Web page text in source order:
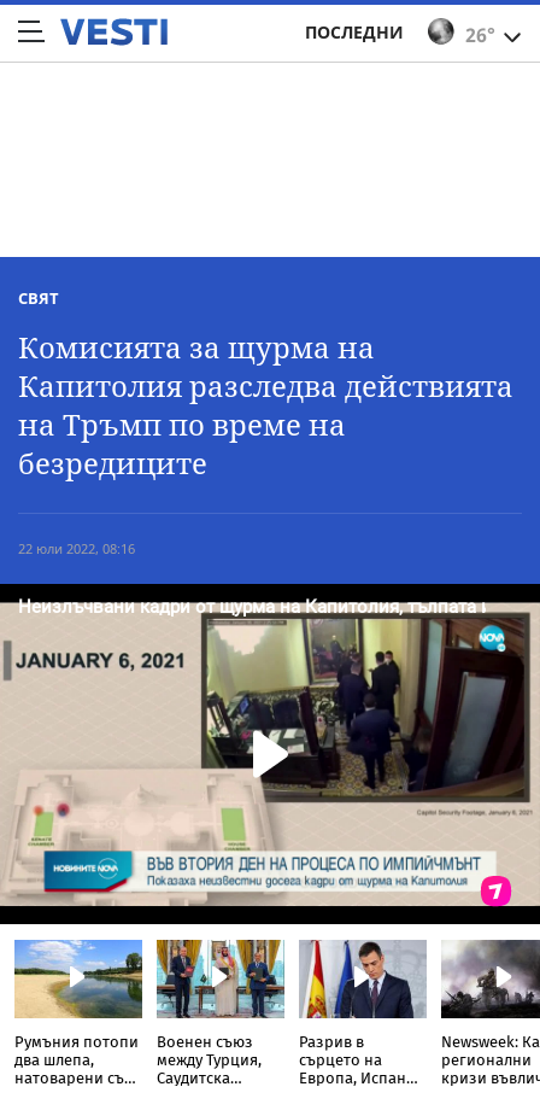
26°
ПОСЛЕДНИ
СВЯТ
Комисията за щурма на
Капитолия разследва действията
на Тръмп по време на
безредиците
22 юли 2022, 08:16
Румъния потопи
два шлепа,
натоварени със
Военен съюз
между Турция,
Саудитска
Разрив в
сърцето на
Европа, Испания
Newsweek:
регионални
кризи